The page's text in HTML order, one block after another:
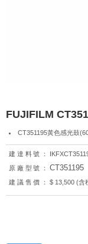
FUJIFILM
CT351195黃色感光鼓
建達料號：
原廠型號：
CT351195
建議售價： $ 13,500 (含